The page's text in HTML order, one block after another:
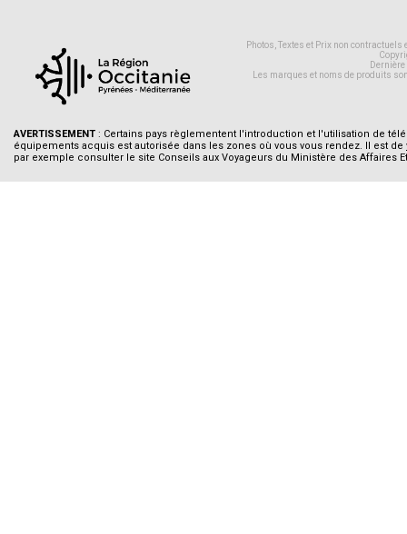
Photos, Textes et Prix non
Les marques et noms de produits
AVERTISSEMENT : Certains pays règlementent l'introduction et l'utilisation de
équipements acquis est autorisée dans les zones où vous vous rendez. Il est de
par exemple consulter le site Conseils aux Voyageurs du Ministère des Affaires